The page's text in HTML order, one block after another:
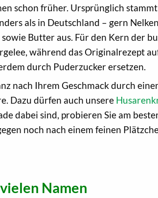
schon früher. Ursprünglich
als in Deutschland – gern
Butter aus. Für den Kern der
während das Originalrezept
durch Puderzucker ersetzen.
nach Ihrem Geschmack durch
Dazu dürfen auch unsere
dabei sind, probieren Sie am
noch nach einem feinen
Namen